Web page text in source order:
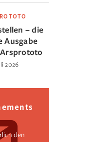
– die
Ausgabe
2026
den